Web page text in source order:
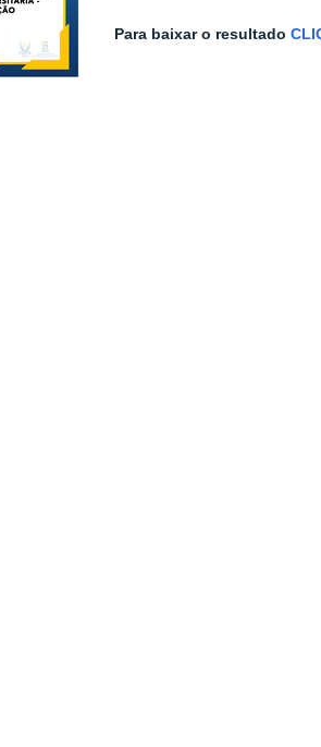
Para baixar o resultado